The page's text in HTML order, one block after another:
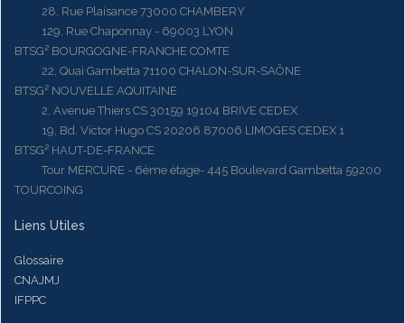
28, Rue Plaisance 73000 CHAMBERY
129, Rue Chaponnay - 69003 LYON
BTSG² BOURGOGNE-FRANCHE COMTE
22, Quai Gambetta 71100 CHALON-SUR-SAÔNE
BTSG² NOUVELLE AQUITAINE
2, Avenue Thiers CS 30159 19104 BRIVE CEDEX
19, Bd. Victor Hugo CS 20206 87006 LIMOGES CEDEX 1
BTSG² HAUT-DE-FRANCE
Tour MERCURE - 6ème étage- 445 Boulevard Gambetta 59200
TOURCOING
Liens Utiles
Glossaire
CNAJMJ
IFPPC